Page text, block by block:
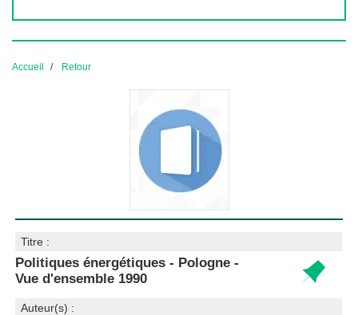
Accueil Retour
Titre :
Politiques énergétiques - Pologne -
Vue d'ensemble 1990
Auteur(s) :